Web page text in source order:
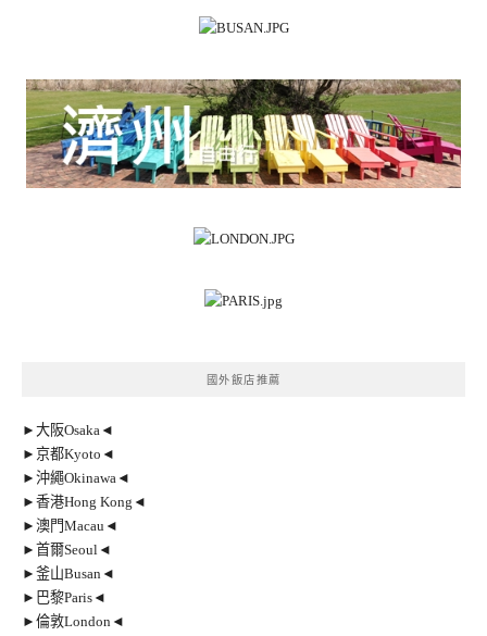
國外飯店推薦
►大阪Osaka◄
►京都Kyoto◄
►沖繩Okinawa◄
►香港Hong Kong◄
►澳門Macau◄
►首爾Seoul◄
►釜山Busan◄
►巴黎Paris◄
►倫敦London◄